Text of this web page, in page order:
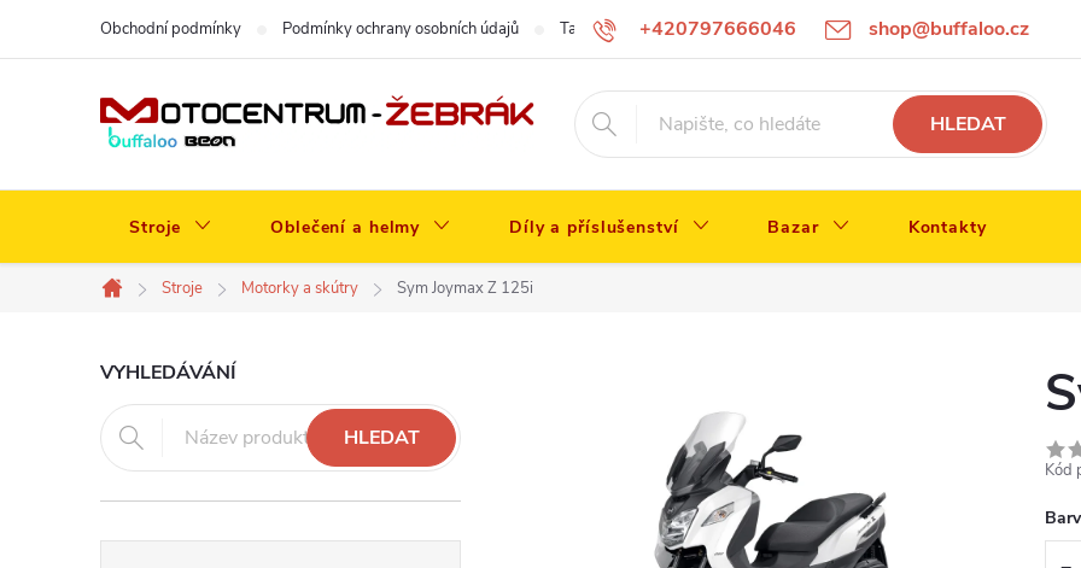
+420797666046 shop@buffaloo.cz
Obchodní podmínky Podmínky ochrany osobních údajů Tabulka velikostí
HLEDAT
Stroje Oblečení a helmy Díly a příslušenství Bazar Kontakty
Domů
Stroje Motorky a skútry Sym Joymax Z 125i
P
o
s
VYHLEDÁVÁNÍ
HLEDAT
Kód